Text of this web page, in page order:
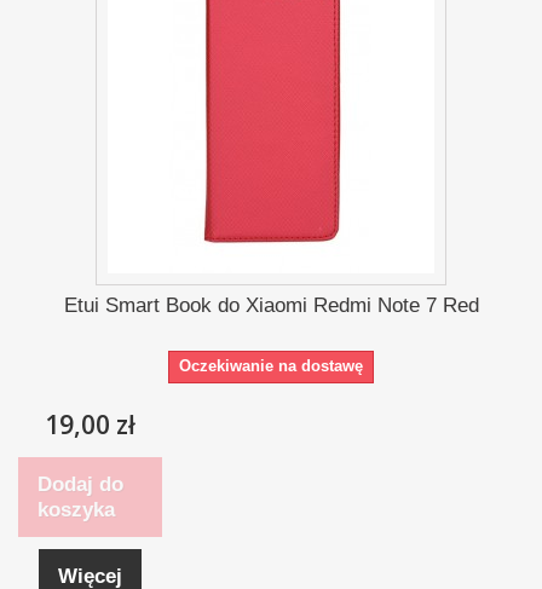
Etui Smart Book do Xiaomi Redmi Note 7 Red
Oczekiwanie na dostawę
19,00 zł
Dodaj do
koszyka
Więcej